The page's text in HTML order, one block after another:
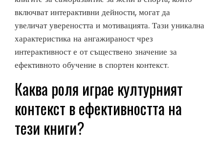
включват интерактивни дейности, могат да
увеличат увереността и мотивацията. Тази уникална
характеристика на ангажираност чрез
интерактивност е от съществено значение за
ефективното обучение в спортен контекст.
Каква роля играе културният
контекст в ефективността на
тези книги?